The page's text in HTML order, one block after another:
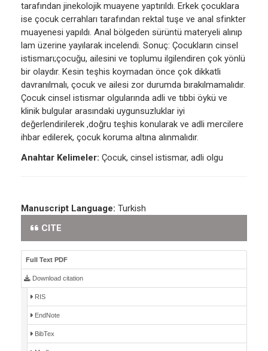
tarafından jinekolojik muayene yaptırıldı. Erkek çocuklara
ise çocuk cerrahları tarafından rektal tuşe ve anal sfinkter
muayenesi yapıldı. Anal bölgeden sürüntü materyeli alınıp
lam üzerine yayılarak incelendi. Sonuç: Çocukların cinsel
istismarı;çocuğu, ailesini ve toplumu ilgilendiren çok yönlü
bir olaydır. Kesin teşhis koymadan önce çok dikkatli
davranılmalı, çocuk ve ailesi zor durumda bırakılmamalıdır.
Çocuk cinsel istismar olgularında adli ve tıbbi öykü ve
klinik bulgular arasındaki uygunsuzluklar iyi
değerlendirilerek ,doğru teşhis konularak ve adli mercilere
ihbar edilerek, çocuk koruma altına alınmalıdır.
Anahtar Kelimeler: Çocuk, cinsel istismar, adli olgu
Manuscript Language: Turkish
CITE
Full Text PDF
Download citation
RIS
EndNote
BibTex